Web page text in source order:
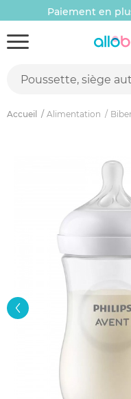
Paiement en
Accueil Alimentation